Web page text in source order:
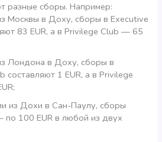
разные сборы. Например:
Москвы в Доху, сборы в Executive
83 EUR, а в Privilege Club — 65
Лондона в Доху, сборы в
составляют 1 EUR, а в Privilege
из Дохи в Сан-Паулу, сборы
100 EUR в любой из двух